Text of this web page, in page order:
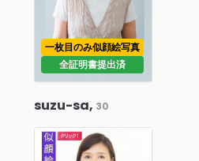
一枚目のみ似顔絵写真
全証明書提出済
suzu-sa, 30